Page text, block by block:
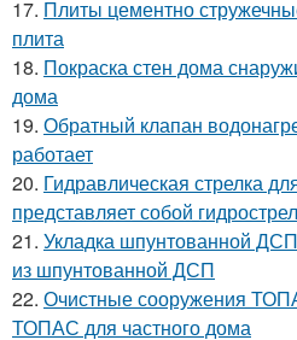
17. Плиты цементно
плита
18. Покраска стен дома
дома
19. Обратный клапан
работает
20. Гидравлическая стрелка
представляет собой
21. Укладка шпунтованной
из шпунтованной ДСП
22. Очистные сооружения
ТОПАС для частного дома